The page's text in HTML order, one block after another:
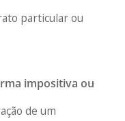
particular ou
impositiva ou
de um